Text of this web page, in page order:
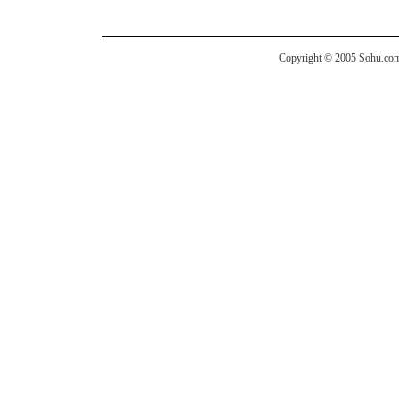
Copyright © 2005